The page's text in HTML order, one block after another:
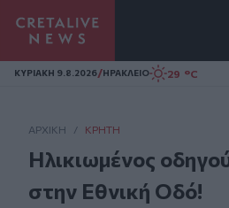
Homepage
ΚΥΡΙΑΚΗ 9.8.2026/ΗΡΑΚΛΕΙΟ 29 °C
ΑΡΧΙΚΗ / ΚΡΉΤΗ
Ηλικιωμένος
στην Εθνική Οδό!